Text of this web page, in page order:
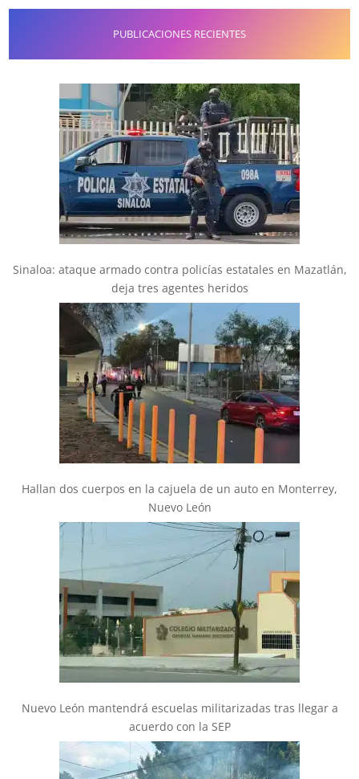
PUBLICACIONES RECIENTES
Sinaloa: ataque armado contra policías estatales en Mazatlán,
deja tres agentes heridos
Hallan dos cuerpos en la cajuela de un auto en Monterrey,
Nuevo León
Nuevo León mantendrá escuelas militarizadas tras llegar a
acuerdo con la SEP